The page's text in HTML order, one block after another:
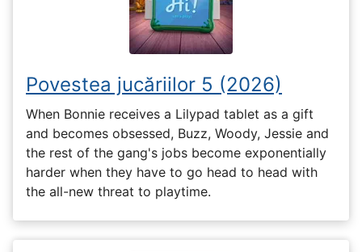
Povestea jucăriilor 5 (2026)
When Bonnie receives a Lilypad tablet as a gift
and becomes obsessed, Buzz, Woody, Jessie and
the rest of the gang's jobs become exponentially
harder when they have to go head to head with
the all-new threat to playtime.